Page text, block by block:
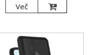
Več